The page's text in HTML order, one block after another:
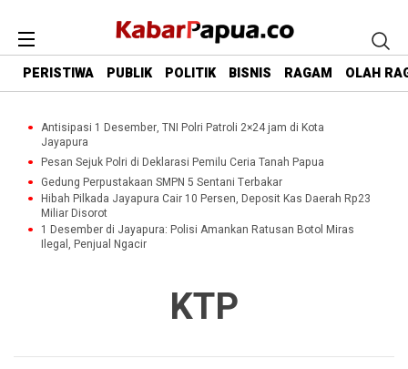
PERISTIWA PUBLIK POLITIK BISNIS RAGAM OLAH
Antisipasi 1 Desember, TNI Polri Patroli 2×24 jam di Kota
Jayapura
Pesan Sejuk Polri di Deklarasi Pemilu Ceria Tanah Papua
Gedung Perpustakaan SMPN 5 Sentani Terbakar
Hibah Pilkada Jayapura Cair 10 Persen, Deposit Kas Daerah Rp23
Miliar Disorot
1 Desember di Jayapura: Polisi Amankan Ratusan Botol Miras
Ilegal, Penjual Ngacir
KTP